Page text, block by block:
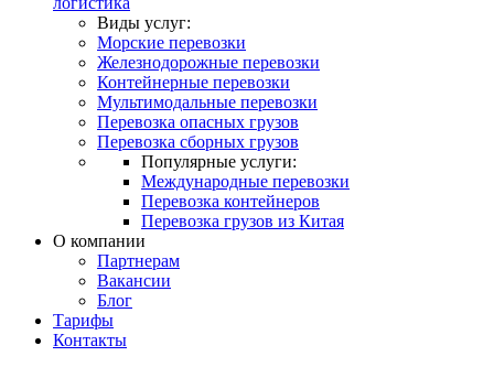
Виды услуг:
Морские перевозки
Железнодорожные перевозки
Контейнерные перевозки
Мультимодальные перевозки
Перевозка опасных грузов
Перевозка сборных грузов
Популярные услуги:
Международные перевозки
Перевозка контейнеров
Перевозка грузов из Китая
О компании
Партнерам
Вакансии
Блог
Тарифы
Контакты